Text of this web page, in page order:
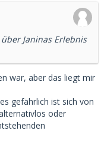
Janinas Erlebnis
war, aber das liegt mir
gefährlich ist sich von
oder